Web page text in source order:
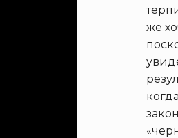
же